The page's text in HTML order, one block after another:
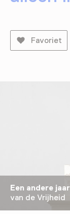
Favoriet
Een andere
van de Vrijheid